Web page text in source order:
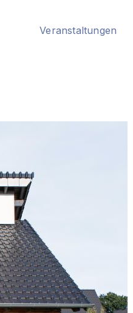
Veranstaltungen